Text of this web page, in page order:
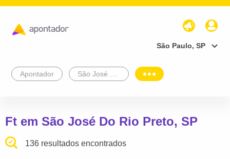
São Paulo, SP
Apontador
Ft em São José Do Rio Preto, SP
136 resultados encontrados